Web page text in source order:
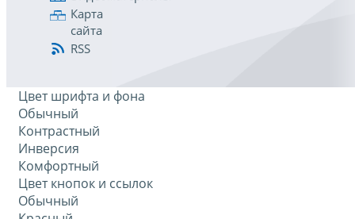
Карта
сайта
RSS
Цвет шрифта и фона
Обычный
Контрастный
Инверсия
Комфортный
Цвет кнопок и ссылок
Обычный